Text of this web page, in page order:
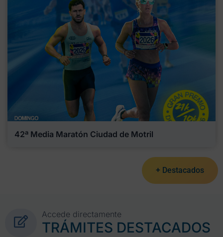
42ª Media Maratón Ciudad de Motril
+ Destacados
Accede directamente
TRÁMITES DESTACADOS